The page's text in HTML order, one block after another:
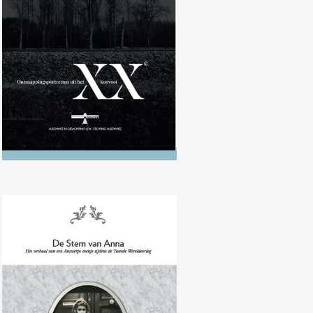
uit het XXe konvooi’
Anna Grünfeld-Landau, Nuphar
Nevo, ‘De Stem van Anna’